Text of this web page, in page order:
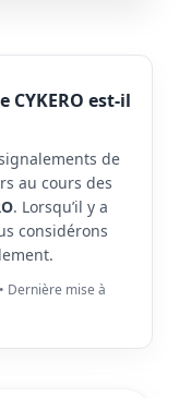
est-il
de
au cours des
. Lorsqu’il y a
considérons
Dernière mise à